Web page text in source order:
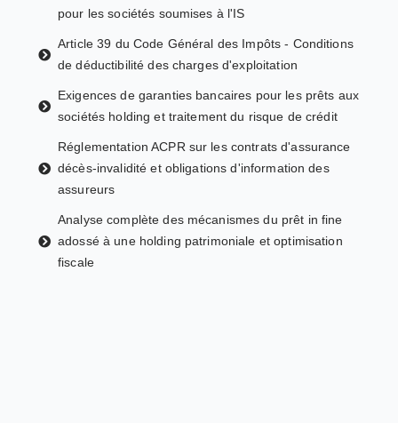
pour les sociétés soumises à l'IS
Article 39 du Code Général des Impôts - Conditions
de déductibilité des charges d'exploitation
Exigences de garanties bancaires pour les prêts aux
sociétés holding et traitement du risque de crédit
Réglementation ACPR sur les contrats d'assurance
décès-invalidité et obligations d'information des
assureurs
Analyse complète des mécanismes du prêt in fine
adossé à une holding patrimoniale et optimisation
fiscale